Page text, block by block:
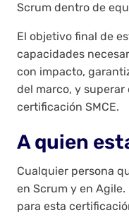
Scrum dentro de
El objetivo final de
capacidades
con impacto,
del marco, y
certificación SMCE.
A quien
Cualquier persona
en Scrum y en
para esta